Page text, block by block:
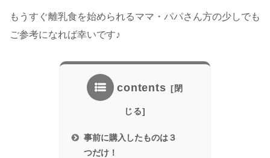
もうすぐ離乳食を始められるママ・パパさん方の少しでも
ご参考になれば幸いです♪
contents
事前に購入したものは３
つだけ！